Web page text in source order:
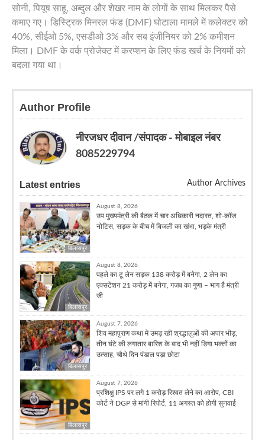
सोनी, पियूष साहू, अब्दुल और शेखर नाम के लोगों के साथ मिलकर पैसे
कमाए गए। डिस्ट्रिक मिनरल फंड (DMF) घोटाला मामले में कलेक्टर को
40%, सीईओ 5%, एसडीओ 3% और सब इंजीनियर को 2% कमीशन
मिला। DMF के वर्क प्रोजेक्ट में करप्शन के लिए फंड खर्च के नियमों को
बदला गया था।
Author Profile
नीरजधर दीवान /संपादक - मोबाइल नंबर
8085229794
Latest entries Author Archives
बिलासपुर
August 8, 2026
उप मुख्यमंत्री की बैठक में चार अधिकारी नदारत, शो-कॉज
नोटिस, सड़क के बीच में बिजली का खंभा, भड़के मंत्री
बिलासपुर
August 8, 2026
पहले का टू लेन सड़क 138 करोड़ में बनेगा, 2 लेन का
एक्सटेंशन 21 करोड़ में बनेगा, गजब का गुणा – भाग है मंत्री
जी
बिलासपुर
August 7, 2026
शिव महापुराण कथा में उमड़ रही श्रद्धालुओं की अपार भीड़,
तीन घंटे की लगातार बारिश के बाद भी नहीं डिगा भक्तों का
उत्साह, चौथे दिन पंडाल पड़ा छोटा
बिलासपुर
August 7, 2026
प्रशिक्षु IPS पर लगे 1 करोड़ रिश्वत लेने का आरोप, CBI
कोर्ट ने DGP से मांगी रिपोर्ट, 11 अगस्त को होगी सुनवाई